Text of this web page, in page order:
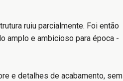
ruiu parcialmente. Foi então
amplo e ambicioso para época -
e detalhes de acabamento, sem